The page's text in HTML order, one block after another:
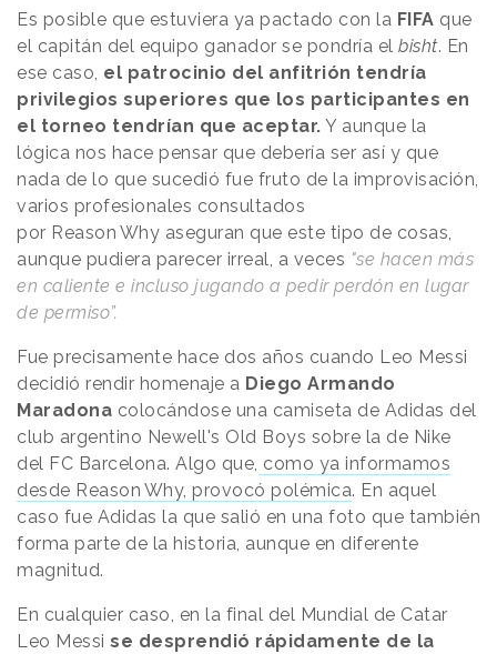
Es posible que estuviera ya pactado con la FIFA que
el capitán del equipo ganador se pondría el bisht. En
ese caso, el patrocinio del anfitrión tendría
privilegios superiores que los participantes en
el torneo tendrían que aceptar. Y aunque la
lógica nos hace pensar que debería ser así y que
nada de lo que sucedió fue fruto de la improvisación,
varios profesionales consultados
por Reason Why aseguran que este tipo de cosas,
aunque pudiera parecer irreal, a veces "se hacen más
en caliente e incluso jugando a pedir perdón en lugar
de permiso”.
Fue precisamente hace dos años cuando Leo Messi
decidió rendir homenaje a Diego Armando
Maradona colocándose una camiseta de Adidas del
club argentino Newell's Old Boys sobre la de Nike
del FC Barcelona. Algo que, como ya informamos
desde Reason Why, provocó polémica. En aquel
caso fue Adidas la que salió en una foto que también
forma parte de la historia, aunque en diferente
magnitud.
En cualquier caso, en la final del Mundial de Catar
Leo Messi se desprendió rápidamente de la